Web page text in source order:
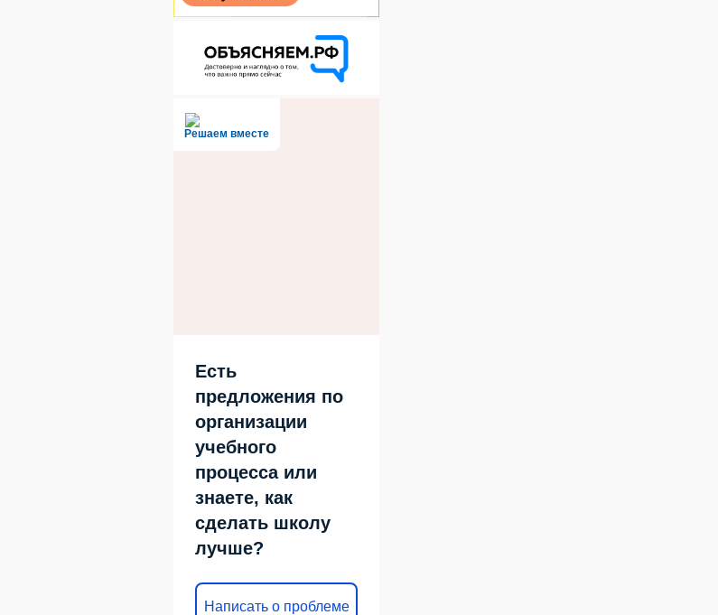
Решаем вместе
Есть
предложения по
организации
учебного
процесса или
знаете, как
сделать школу
лучше?
Написать о проблеме